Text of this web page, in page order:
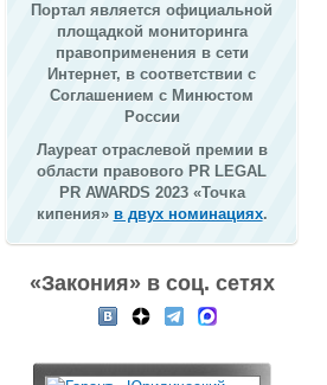
Портал является официальной
площадкой мониторинга
правоприменения в сети
Интернет, в соответствии с
Соглашением с Минюстом
России
Лауреат отраслевой премии в
области правового PR LEGAL
PR AWARDS 2023 «Точка
кипения» в двух номинациях.
«Закония» в соц. сетях